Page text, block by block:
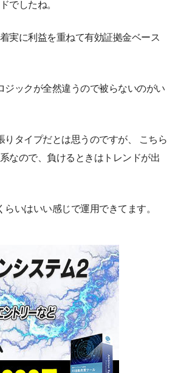
でしたね。
実に利益を重ねて有効証拠金ベース
ジックが全然違うので被らないのがい
りタイプだとは思うのですが、 こちら
なので、負けるときはトレンドが出
らいはいい感じで運用できてます。